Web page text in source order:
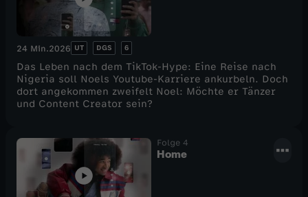
o
r
y
24 Min.2026 UT DGS 6
Das Leben nach dem TikTok-Hype: Eine Reise nach
Nigeria soll Noels Youtube-Karriere ankurbeln. Doch
dort angekommen zweifelt Noel: Möchte er Tänzer
und Content Creator sein?
Folge 4
Home